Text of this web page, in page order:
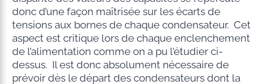
donc d’une façon maîtrisée sur les écarts de
tensions aux bornes de chaque condensateur. Cet
aspect est critique lors de chaque enclenchement
de l’alimentation comme on a pu l’étudier ci-
dessus. Il est donc absolument nécessaire de
prévoir dès le départ des condensateurs dont la